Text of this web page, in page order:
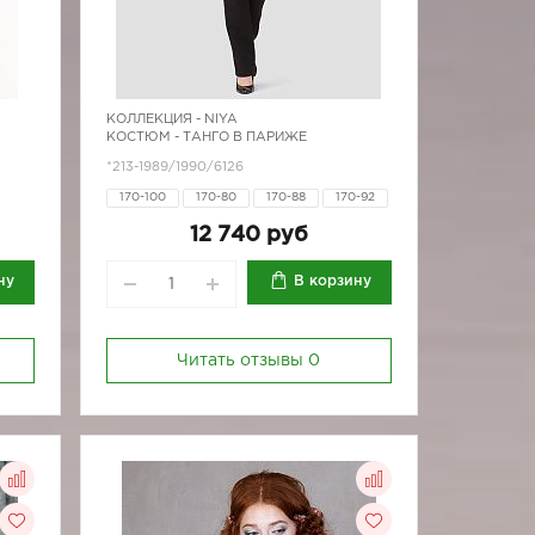
КОЛЛЕКЦИЯ - NIYA
КОСТЮМ - ТАНГО В ПАРИЖЕ
*213-1989/1990/6126
170-100 170-80 170-88 170-92
12 740 руб
В корзину
Читать отзывы 0